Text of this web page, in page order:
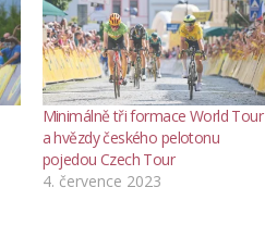
Minimálně tři formace World Tour
a hvězdy českého pelotonu
pojedou Czech Tour
4. července 2023